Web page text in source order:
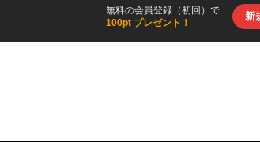
無料の会員登録（初回）で
100pt プレゼント！
新